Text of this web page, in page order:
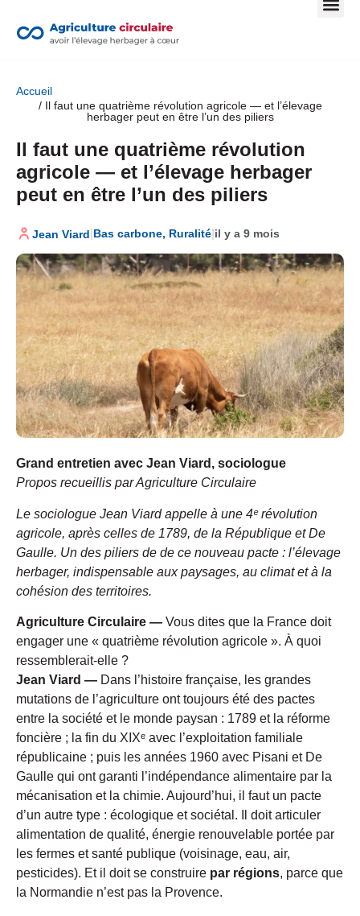
Accueil
/ Il faut une quatrième révolution agricole — et l’élevage
herbager peut en être l’un des piliers
Il faut une quatrième révolution
agricole — et l’élevage herbager
peut en être l’un des piliers
Jean Viard|Bas carbone, Ruralité|il y a 9 mois
Grand entretien avec Jean Viard, sociologue
Propos recueillis par Agriculture Circulaire
Le sociologue Jean Viard appelle à une 4ᵉ révolution
agricole, après celles de 1789, de la République et De
Gaulle. Un des piliers de de ce nouveau pacte : l’élevage
herbager, indispensable aux paysages, au climat et à la
cohésion des territoires.
Agriculture Circulaire — Vous dites que la France doit
engager une « quatrième révolution agricole ». À quoi
ressemblerait-elle ?
Jean Viard — Dans l’histoire française, les grandes
mutations de l’agriculture ont toujours été des pactes
entre la société et le monde paysan : 1789 et la réforme
foncière ; la fin du XIXᵉ avec l’exploitation familiale
républicaine ; puis les années 1960 avec Pisani et De
Gaulle qui ont garanti l’indépendance alimentaire par la
mécanisation et la chimie. Aujourd’hui, il faut un pacte
d’un autre type : écologique et sociétal. Il doit articuler
alimentation de qualité, énergie renouvelable portée par
les fermes et santé publique (voisinage, eau, air,
pesticides). Et il doit se construire par régions, parce que
la Normandie n’est pas la Provence.